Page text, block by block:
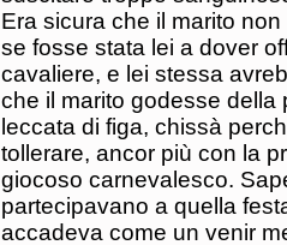
Era sicura che il marito
se fosse stata lei a dover
cavaliere, e lei stessa
che il marito godesse della
leccata di figa, chissà
tollerare, ancor più con la
giocoso carnevalesco.
partecipavano a quella
accadeva come un venir